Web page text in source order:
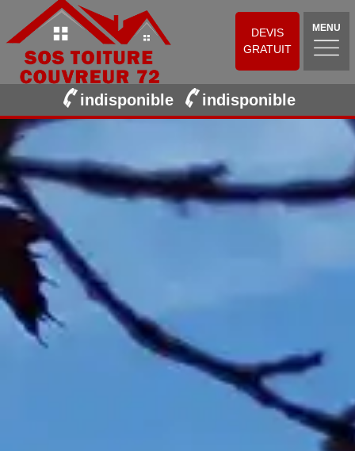
DEVIS
GRATUIT
MENU
indisponible indisponible